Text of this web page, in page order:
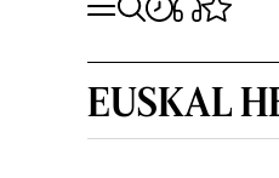
EUSKAL